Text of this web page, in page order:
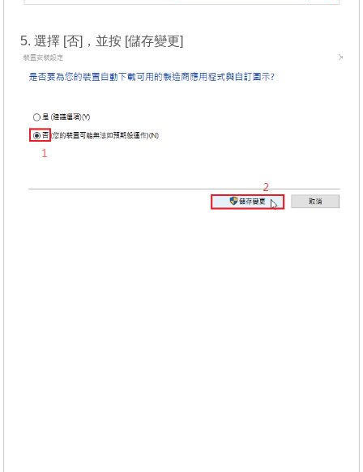
5. 選擇 [否]，並按 [儲存變更]